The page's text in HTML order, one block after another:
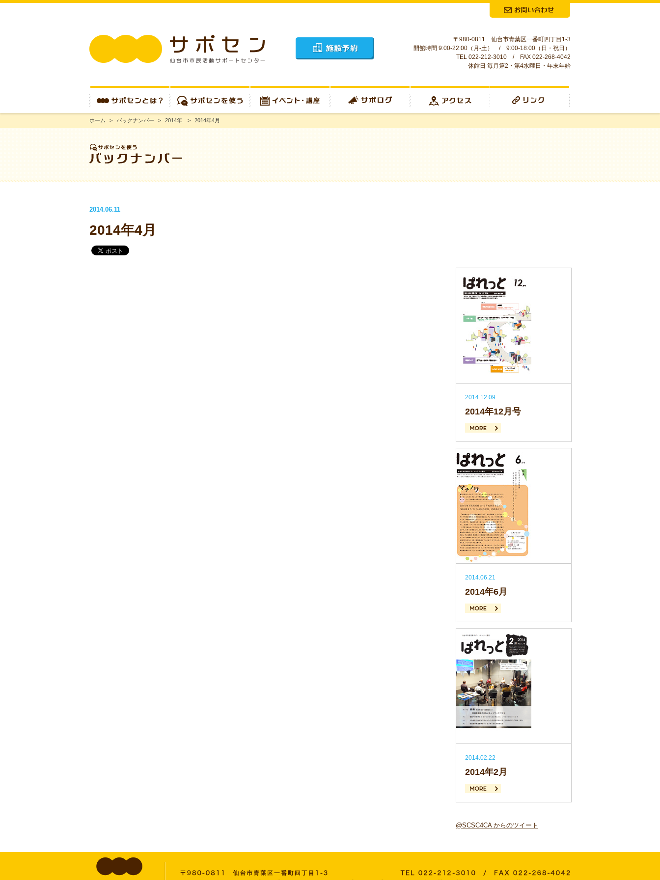
〒980-0811 仙台市青葉区一番町四丁目1-3
開館時間 9:00-22:00（月-土） / 9:00-18:00（日・祝日）
TEL 022-212-3010 / FAX 022-268-4042
休館日 毎月第2・第4水曜日・年末年始
サポセンとは？ サポセンを使う イベント・講座 サポログ アクセス リンク
ホーム > バックナンバー > 2014年 > 2014年4月
2014.06.11
2014年4月
2014.12.09
2014年12月号
続きを読む
2014.06.21
2014年6月
続きを読む
2014.02.22
2014年2月
続きを読む
@SCSC4CA からのツイート